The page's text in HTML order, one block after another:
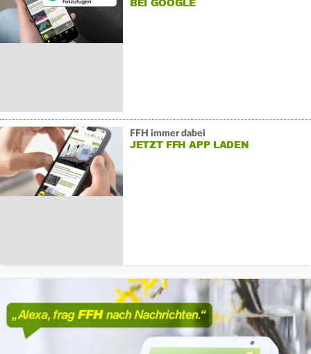
BEI GOOGLE
FFH immer dabei
JETZT FFH APP LADEN